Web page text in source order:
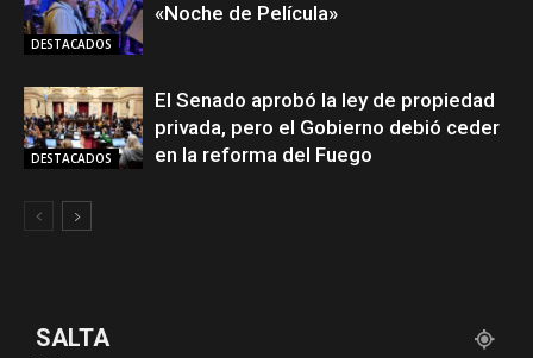
DESTACADOS
«Noche de Película»
DESTACADOS
El Senado aprobó la ley de propiedad
privada, pero el Gobierno debió ceder
en la reforma del Fuego
SALTA